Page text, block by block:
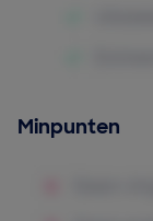
Minpunten